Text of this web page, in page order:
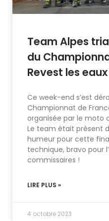
Team Alpes
du
Revest les eaux
Ce week-end s’est
Championnat de
organisée par le moto
Le team était présent
humeur pour cette
technique, bravo pour
commissaires !
LIRE PLUS »
4 octobre 2023